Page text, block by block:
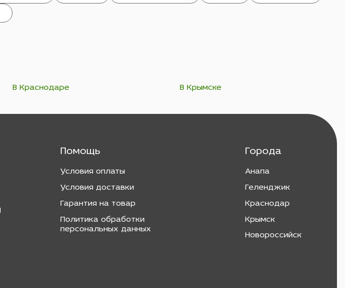
В Краснодаре В Крымске
Помощь
Условия оплаты
Условия доставки
Гарантия на товар
Политика обработки
персональных данных
Города
Анапа
Геленджик
Краснодар
Крымск
Новороссийск